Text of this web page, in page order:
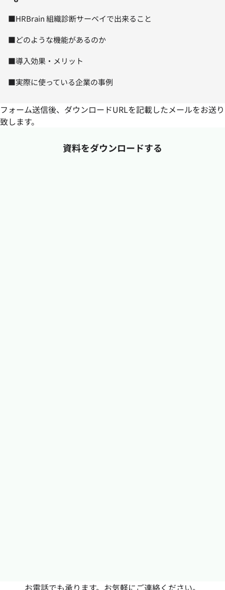
■HRBrain 組織診断サーベイで出来ること
■どのような機能があるのか
■導入効果・メリット
■実際に使っている企業の事例
フォーム送信後、ダウンロードURLを記載したメールをお送り
致します。
資料をダウンロードする
お電話でも承ります。お気軽にご連絡ください。